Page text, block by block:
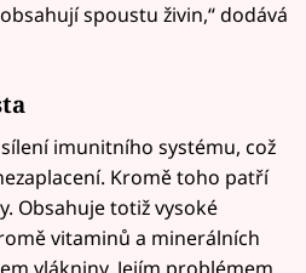
spoustu živin,“ dodává
imunitního systému, což
Kromě toho patří
Obsahuje totiž vysoké
vitaminů a minerálních